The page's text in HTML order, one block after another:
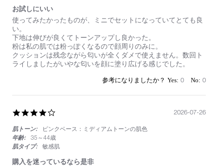
っ
て
い
ま
す。
お試しにいい
Review
by
on
27
Jul
2026
review
stating
お
試
し
に
い
使ってみたかったものが、ミニでセットになっていてとても良
い。
下地は伸びが良くてトーンアップし良かった。
粉は私の肌では粉っぽくなるので顔周りのみに。
クッションは残念ながら匂いが全くダメで使えません。数回ト
ライしましたがいやな匂いを顔に塗り広げる感じでした。
0 0
rating
肌トーン:
ピンクベース：ミディアムトーンの肌色
年齢:
35～44歳
肌タイプ:
敏感肌
購入を迷っているなら是非
2026-07-26